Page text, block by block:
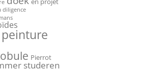
diligence
peinture
Pierrot
studeren